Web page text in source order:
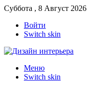
Суббота , 8 Август 2026
Войти
Switch skin
Меню
Switch skin